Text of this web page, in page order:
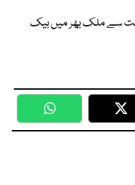
کا 16 اگست سے ملک بھر میں بیک
WhatsApp